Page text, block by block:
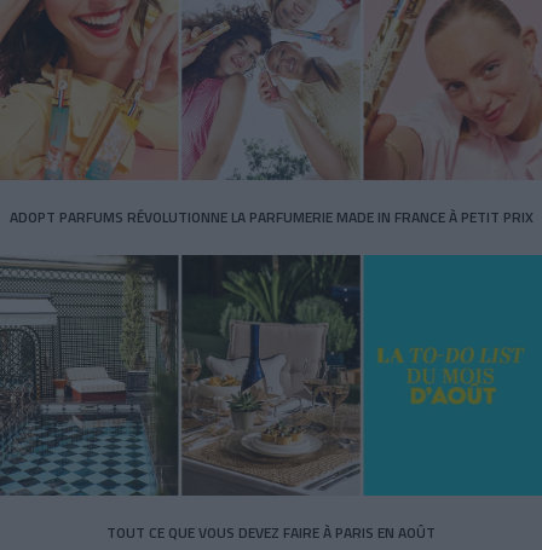
ADOPT PARFUMS RÉVOLUTIONNE LA PARFUMERIE MADE IN FRANCE À PETIT PRIX
TOUT CE QUE VOUS DEVEZ FAIRE À PARIS EN AOÛT